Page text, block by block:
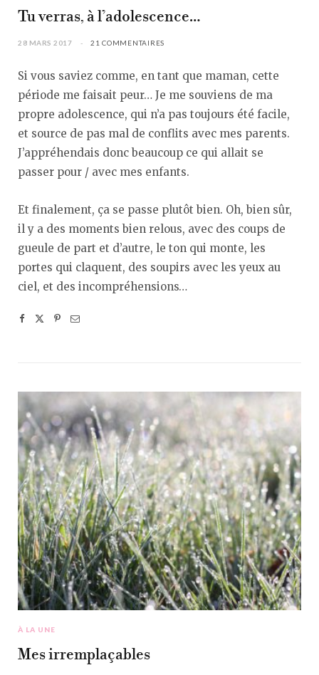
Tu verras, à l’adolescence…
28 MARS 2017 21 COMMENTAIRES
Si vous saviez comme, en tant que maman, cette
période me faisait peur… Je me souviens de ma
propre adolescence, qui n’a pas toujours été facile,
et source de pas mal de conflits avec mes parents.
J’appréhendais donc beaucoup ce qui allait se
passer pour / avec mes enfants.
Et finalement, ça se passe plutôt bien. Oh, bien sûr,
il y a des moments bien relous, avec des coups de
gueule de part et d’autre, le ton qui monte, les
portes qui claquent, des soupirs avec les yeux au
ciel, et des incompréhensions…
À LA UNE
Mes irremplaçables